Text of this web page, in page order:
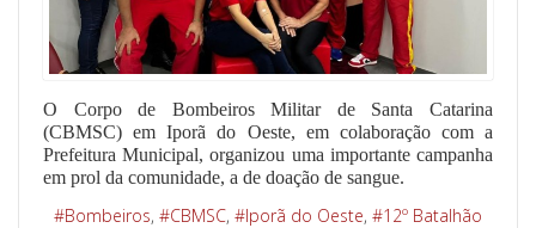
O Corpo de Bombeiros Militar de Santa Catarina
(CBMSC) em Iporã do Oeste, em colaboração com a
Prefeitura Municipal, organizou uma importante campanha
em prol da comunidade, a de doação de sangue.
Bombeiros CBMSC Iporã do Oeste 12º Batalhão